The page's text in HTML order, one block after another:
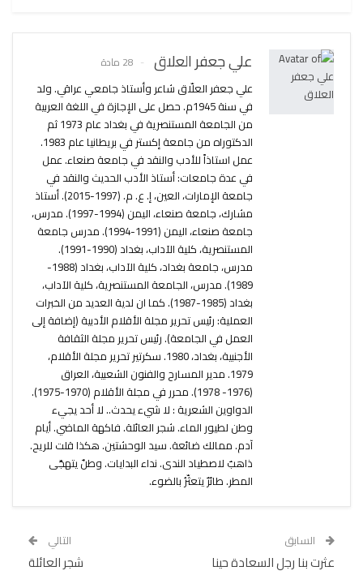
علي جعفر العلاق 28 مادة
علي جعفر العلّاق شاعر وأستاذ جامعي عراقي. ولد
في سنة 1945م. حصل على الإجازة في اللغة العربية
من الجامعة المستنصرية في بغداد عام 1973 ثم
الدكتوراه من جامعة إكستر في بريطانيا عام 1983.
عمل استاذاً للأدب والنقد في جامعة صنعاء. عمل
في عدة جامعات: أستاذ الأدب الحديث والنقد في
جامعة الإمارات، العين، إ. ع. م. (1997-2015). أستاذ
مشارك، جامعة صنعاء، اليمن (1994-1997). مدرس،
جامعة صنعاء، اليمن (1991-1994). مدرس جامعة
المستنصرية، كلية الآداب، بغداد (1990-1991).
مدرس، جامعة بغداد، كلية الآداب، بغداد (1988-
1989). مدرس، الجامعة المستنصرية، كلية الآداب،
بغداد (1985-1987). كما ان لدية العديد من الخبرات
العملية: رئيس تحرير مجلة الأقلام الأدبية (إضافة إلى
العمل في الجامعة). رئيس تحرير مجلة الثقافة
الأجنبية، بغداد، 1980. سكرتير تحرير مجلة الأقلام،
1979. مدير المسارح والفنون الشعبية، العراق
(1976- 1978). محرر في مجلة الأقلام (1970-1975).
الدواوين الشعرية : لا شيء يحدث.. لا أحد يجيء
وطن لطيور الماء. شجر العائلة. فاكهة الماضي. أيام
آدم. ممالك ضائعة. سيد الوحشتين. هكذا قلت للريح.
ذاهبٌ لاصطياد الندى. نداء البدايات. وطنٌ يتهجّى
المطر. طائرٌ يتعثّرُ بالضوء.
السابق
عثرت بنا رجل السعادة حينا
التالي
شجر العائلة